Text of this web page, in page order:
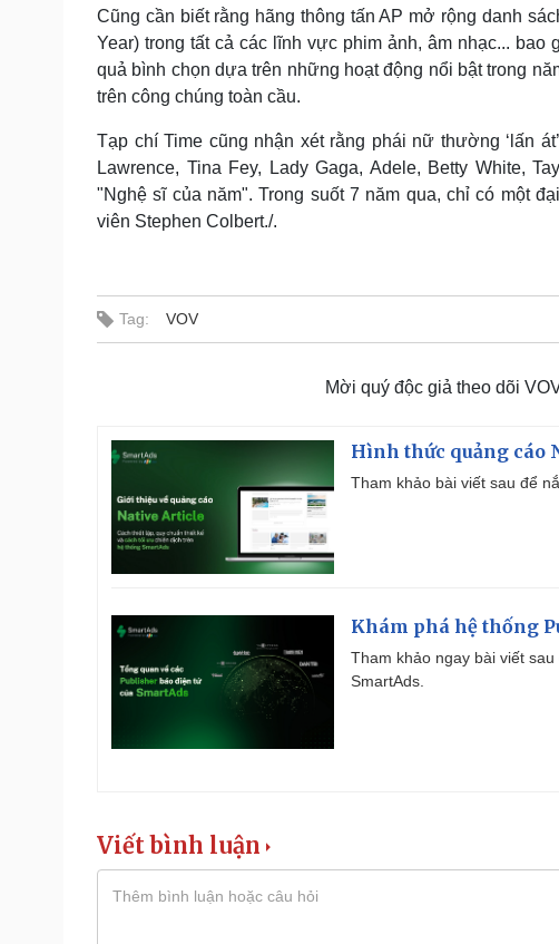
Cũng cần biết rằng hãng thông tấn AP mở rộng danh
Year) trong tất cả các lĩnh vực phim ảnh, âm nhạc...
quả bình chọn dựa trên những hoạt động nổi bật trong
trên công chúng toàn cầu.
Tạp chí Time cũng nhận xét rằng phái nữ thường ‘lấn
Lawrence, Tina Fey, Lady Gaga, Adele, Betty White,
"Nghệ sĩ của năm". Trong suốt 7 năm qua, chỉ có một
viên Stephen Colbert./.
Tag: VOV
Mời quý độc giả theo dõi
Hình thức quảng cáo
Tham khảo bài viết sau để
Khám phá hệ thống
Tham khảo ngay bài viết
SmartAds.
Viết bình luận